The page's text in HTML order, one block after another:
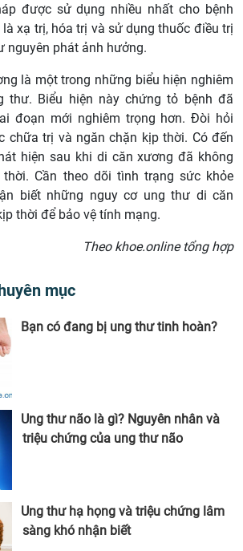
được sử dụng nhiều nhất cho bệnh
xạ trị, hóa trị và sử dụng thuốc điều trị
nguyên phát ảnh hưởng.
là một trong những biểu hiện nghiêm
thư. Biểu hiện này chứng tỏ bệnh đã
đoạn mới nghiêm trọng hơn. Đòi hỏi
chữa trị và ngăn chặn kịp thời. Có đến
hiện sau khi di căn xương đã không
Cần theo dõi tình trạng sức khỏe
biết những nguy cơ ung thư di căn
thời để bảo vệ tính mạng.
Theo khoe.online tổng hợp
mục
Bạn có đang bị ung thư tinh hoàn?
Ung thư não là gì? Nguyên nhân và
triệu chứng của ung thư não
Ung thư hạ họng và triệu chứng lâm
sàng khó nhận biết